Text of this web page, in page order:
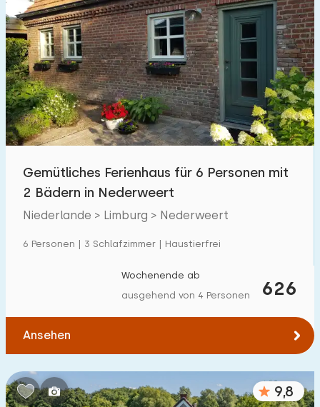
Gemütliches Ferienhaus für 6 Personen mit
2 Bädern in Nederweert
Niederlande > Limburg > Nederweert
6 Personen | 3 Schlafzimmer | Haustierfrei
626
Wochenende ab
ausgehend von 4 Personen
Ansehen
9,8